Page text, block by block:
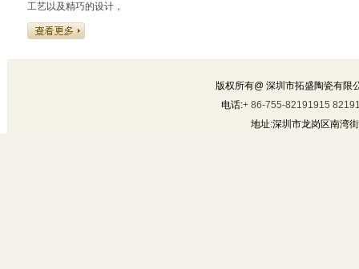
工艺以及精巧的设计，
版权所有@ 深圳市拓盛陶瓷有限
电话:+ 86-755-82191915
地址:深圳市龙岗区南湾